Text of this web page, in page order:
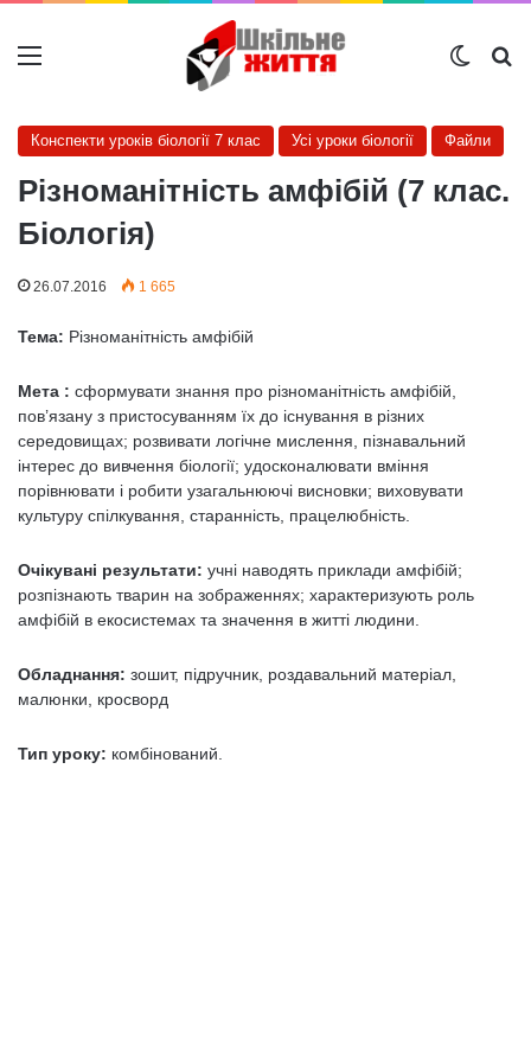
Меню
Конспекти уроків біології 7 клас Усі уроки біології Файли
Різноманітність амфібій (7 клас.
Біологія)
26.07.2016 1 665
Тема: Різноманітність амфібій
Мета : сформувати знання про різноманітність амфібій,
пов’язану з пристосуванням їх до існування в різних
середовищах; розвивати логічне мислення, пізнавальний
інтерес до вивчення біології; удосконалювати вміння
порівнювати і робити узагальнюючі висновки; виховувати
культуру спілкування, старанність, працелюбність.
Очікувані результати: учні наводять приклади амфібій;
розпізнають тварин на зображеннях; характеризують роль
амфібій в екосистемах та значення в житті людини.
Обладнання: зошит, підручник, роздавальний матеріал,
малюнки, кросворд
Тип уроку: комбінований.